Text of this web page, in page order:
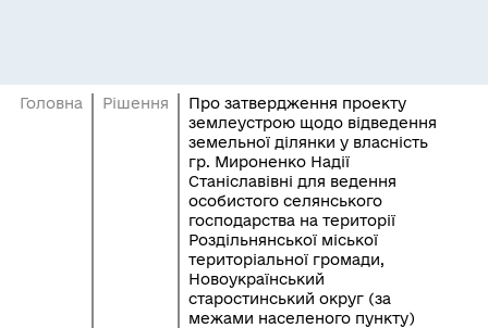
Головна Рішення
Про затвердження проекту
землеустрою щодо відведення
земельної ділянки у власність
гр. Мироненко Надії
Станіславівні для ведення
особистого селянського
господарства на території
Роздільнянської міської
територіальної громади,
Новоукраїнський
старостинський округ (за
межами населеного пункту)